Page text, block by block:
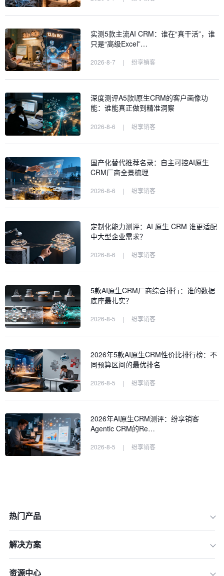
实测5款主流AI CRM：谁在“真干活”，谁
只是“高级Excel”…
2026-8-7 | 纷享销客
深度测评A5款I原生CRM的客户画像功
能：谁能真正做到精准洞察
2026-8-6 | 纷享销客
国产化替代推荐名录：自主可控AI原生
CRM厂商全景梳理
2026-8-6 | 纷享销客
定制化能力测评：AI 原生 CRM 谁更适配
中大型企业需求？
2026-8-6 | 纷享销客
5款AI原生CRM厂商综合排行：谁的数据
底座最扎实？
2026-8-5 | 纷享销客
2026年5款AI原生CRM性价比排行榜：不
同预算区间的最优排名
2026-8-5 | 纷享销客
2026年AI原生CRM测评：纷享销客
Agentic CRM的Re…
2026-8-5 | 纷享销客
热门产品
解决方案
资源中心